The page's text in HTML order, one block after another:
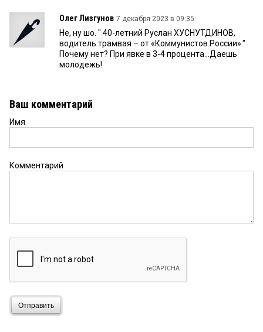
Олег Лизгунов 7 декабря 2023 в 09:35:
Не, ну шо. " 40-летний Руслан ХУСНУТДИНОВ,
водитель трамвая – от «Коммунистов России»."
Почему нет? При явке в 3-4 процента...Даешь
молодежь!
Ваш комментарий
Имя
Комментарий
Отправить